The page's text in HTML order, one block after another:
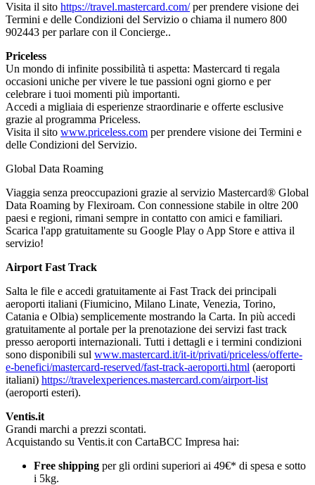
Visita il sito https://travel.mastercard.com/per prendere visione dei
Termini e delle Condizioni del Servizio o chiama il numero 800
902443 per parlare con il Concierge..
Priceless
Un mondo di infinite possibilità ti aspetta: Mastercard ti regala
occasioni uniche per vivere le tue passioni ogni giorno e per
celebrare i tuoi momenti più importanti.
Accedi a migliaia di esperienze straordinarie e offerte esclusive
grazie al programma Priceless.
Visita il sito www.priceless.com per prendere visione dei Termini e
delle Condizioni del Servizio.
Global Data Roaming
Viaggia senza preoccupazioni grazie al servizio Mastercard® Global
Data Roaming by Flexiroam. Con connessione stabile in oltre 200
paesi e regioni, rimani sempre in contatto con amici e familiari.
Scarica l'app gratuitamente su Google Play o App Store e attiva il
servizio!
Airport Fast Track
Salta le file e accedi gratuitamente ai Fast Track dei principali
aeroporti italiani (Fiumicino, Milano Linate, Venezia, Torino,
Catania e Olbia) semplicemente mostrando la Carta. In più accedi
gratuitamente al portale per la prenotazione dei servizi fast track
presso aeroporti internazionali. Tutti i dettagli e i termini condizioni
sono disponibili sul www.mastercard.it/it-it/privati/priceless/offerte-
e-benefici/mastercard-reserved/fast-track-aeroporti.html (aeroporti
italiani) https://travelexperiences.mastercard.com/airport-list
(aeroporti esteri).
Ventis.it
Grandi marchi a prezzi scontati.
Acquistando su Ventis.it con CartaBCC Impresa hai:
Free shipping per gli ordini superiori ai 49€* di spesa e sotto
i 5kg.